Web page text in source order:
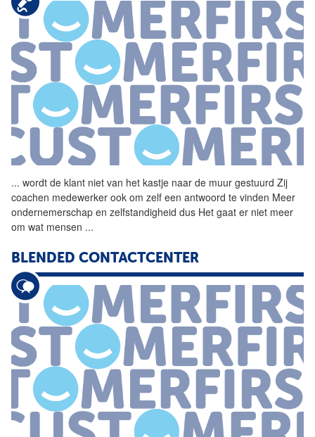
... wordt de klant niet van het kastje naar de muur gestuurd Zij
coachen medewerker ook om zelf een antwoord te vinden Meer
ondernemerschap en zelfstandigheid dus Het gaat er niet meer
om wat mensen ...
BLENDED CONTACTCENTER